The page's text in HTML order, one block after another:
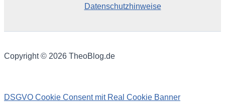
Datenschutzhinweise
Copyright © 2026 TheoBlog.de
DSGVO Cookie Consent mit Real Cookie Banner